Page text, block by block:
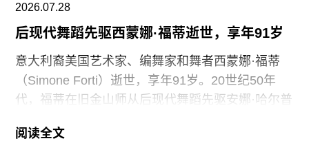
V&A东馆典藏库的员工正在争取两次各15分钟的带
薪休息时间。工会成员还要求V&A在一年内获得“伦
敦生活工资雇主”认证（London
2026.07.28
后现代舞蹈先驱西蒙娜·福蒂逝世，享年91岁
意大利裔美国艺术家、编舞家和舞者西蒙娜·福蒂
（Simone Forti）逝世，享年91岁。20世纪50年
代，福蒂在旧金山师从后现代舞蹈先驱安娜·哈尔普
品系列“舞蹈构造”（Dance Constructions）迅速崭
阅读全文